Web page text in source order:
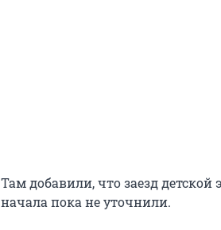
Там добавили, что заезд детской
начала пока не уточнили.